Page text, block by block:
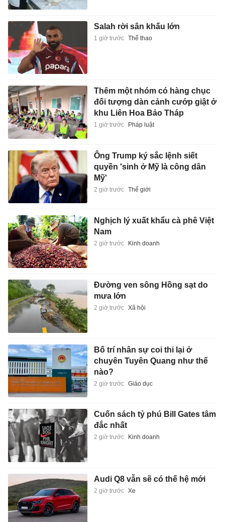
Salah rời sân khấu lớn
1 giờ trước Thể thao
Thêm một nhóm có hàng chục
đối tượng dàn cảnh cướp giật ở
khu Liên Hoa Bảo Tháp
1 giờ trước Pháp luật
Ông Trump ký sắc lệnh siết
quyền 'sinh ở Mỹ là công dân
Mỹ'
2 giờ trước Thế giới
Nghịch lý xuất khẩu cà phê Việt
Nam
2 giờ trước Kinh doanh
Đường ven sông Hồng sạt do
mưa lớn
2 giờ trước Xã hội
Bố trí nhân sự coi thi lại ở
chuyên Tuyên Quang như thế
nào?
2 giờ trước Giáo dục
Cuốn sách tỷ phú Bill Gates tâm
đắc nhất
2 giờ trước Kinh doanh
Audi Q8 vẫn sẽ có thế hệ mới
2 giờ trước Xe